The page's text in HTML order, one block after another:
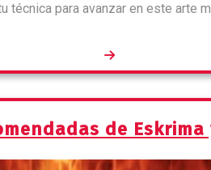
técnica para avanzar en este arte
de